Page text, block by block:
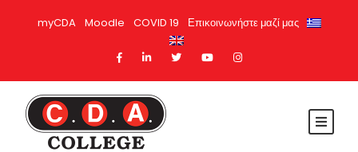
myCDA Moodle COVID 19 Επικοινωνήστε μαζί μας